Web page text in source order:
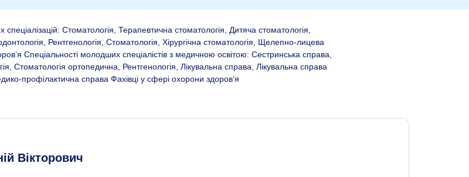
Стоматологія, Терапевтична стоматологія, Дитяча стоматологія,
Рентгенологія, Стоматологія, Хірургічна стоматологія, Щелепно-лицева
Спеціальності молодших спеціалістів з медичною освітою: Сестринська справа,
Стоматологія ортопедична, Рентгенологія, Лікувальна справа, Лікувальна справа
профілактична справа Фахівці у сфері охорони здоров’я
Вікторович